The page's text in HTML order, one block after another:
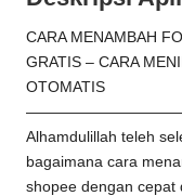
CARA MENAMBAH
GRATIS – CARA
OTOMATIS
Alhamdulillah teleh
bagaimana cara
shopee dengan cepat